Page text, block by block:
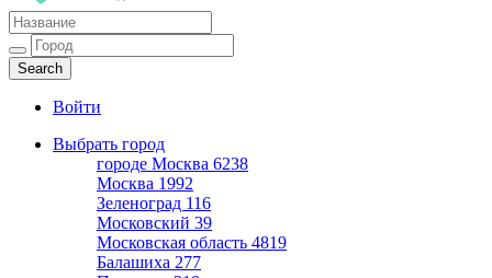
Каталог дешевых аптек
Войти
Выбрать город
городе Москва 6238
Москва 1992
Зеленоград 116
Московский 39
Московская область 4819
Балашиха 277